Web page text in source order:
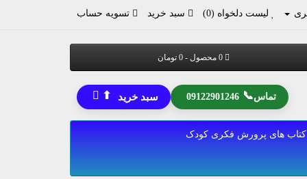
لیست دلخواه (0) سبد خرید تسویه حساب
0 محصول - 0 تومان
تماس📞
09122901246 سبد خرید ⬆
کتاب های پرورش فکری کودک